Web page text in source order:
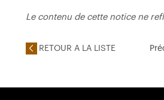
Le contenu de cette notice ne
RETOUR A LA LISTE